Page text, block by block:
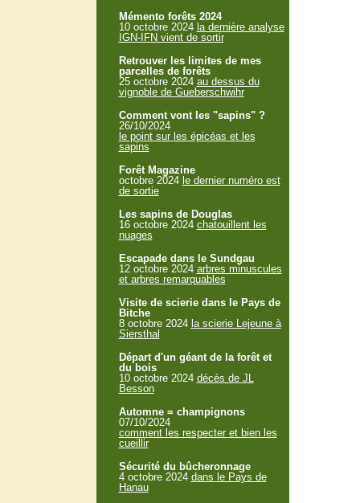
Mémento forêts 2024
10 octobre 2024 la dernière analyse
IGN-IFN vient de sortir
Retrouver les limites de mes
parcelles de forêts
25 octobre 2024 au dessus du
vignoble de Gueberschwihr
Comment vont les "sapins" ?
26/10/2024
le point sur les épicéas et les
sapins
Forêt Magazine
octobre 2024 le dernier numéro est
de sortie
Les sapins de Douglas
16 octobre 2024 chatouillent les
nuages
Escapade dans le Sundgau
12 octobre 2024 arbres minuscules
et arbres remarquables
Visite de scierie dans le Pays de
Bitche
8 octobre 2024 la scierie Lejeune à
Siersthal
Départ d'un géant de la forêt et
du bois
10 octobre 2024 décès de JL
Besson
Automne = champignons
07/10/2024
comment les respecter et bien les
cueillir
Sécurité du bûcheronnage
4 octobre 2024 dans le Pays de
Hanau